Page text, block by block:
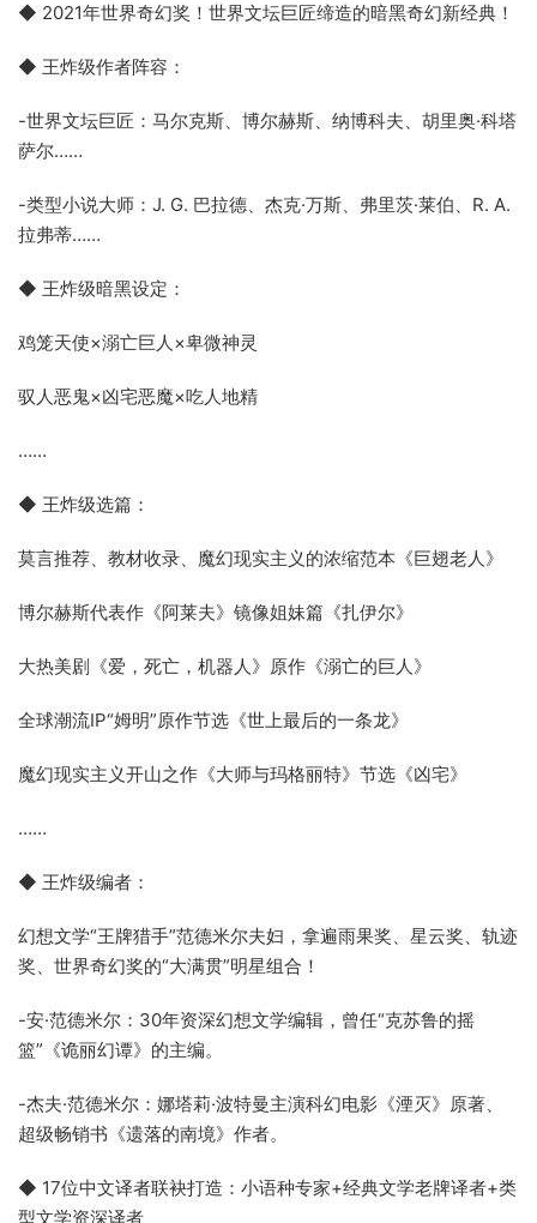
◆ 2021年世界奇幻奖！世界文坛巨匠缔造的暗黑奇幻新经典！
◆ 王炸级作者阵容：
-世界文坛巨匠：马尔克斯、博尔赫斯、纳博科夫、胡里奥·科塔
萨尔……
-类型小说大师：J. G. 巴拉德、杰克·万斯、弗里茨·莱伯、R. A.
拉弗蒂……
◆ 王炸级暗黑设定：
鸡笼天使×溺亡巨人×卑微神灵
驭人恶鬼×凶宅恶魔×吃人地精
……
◆ 王炸级选篇：
莫言推荐、教材收录、魔幻现实主义的浓缩范本《巨翅老人》
博尔赫斯代表作《阿莱夫》镜像姐妹篇《扎伊尔》
大热美剧《爱，死亡，机器人》原作《溺亡的巨人》
全球潮流IP“姆明”原作节选《世上最后的一条龙》
魔幻现实主义开山之作《大师与玛格丽特》节选《凶宅》
……
◆ 王炸级编者：
幻想文学“王牌猎手”范德米尔夫妇，拿遍雨果奖、星云奖、轨迹
奖、世界奇幻奖的“大满贯”明星组合！
-安·范德米尔：30年资深幻想文学编辑，曾任“克苏鲁的摇
篮”《诡丽幻谭》的主编。
-杰夫·范德米尔：娜塔莉·波特曼主演科幻电影《湮灭》原著、
超级畅销书《遗落的南境》作者。
◆ 17位中文译者联袂打造：小语种专家+经典文学老牌译者+类
型文学资深译者